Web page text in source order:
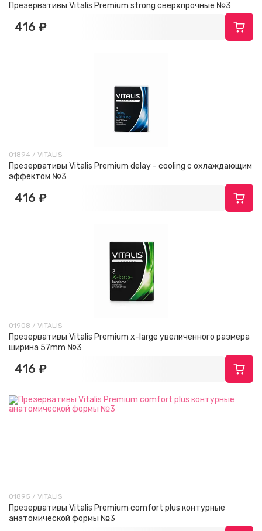
Презервативы Vitalis Premium strong сверхпрочные №3
416 ₽
01894 / VITALIS
Презервативы Vitalis Premium delay - cooling с охлаждающим
эффектом №3
416 ₽
01908 / VITALIS
Презервативы Vitalis Premium x-large увеличенного размера
ширина 57mm №3
416 ₽
01895 / VITALIS
Презервативы Vitalis Premium comfort plus контурные
анатомической формы №3